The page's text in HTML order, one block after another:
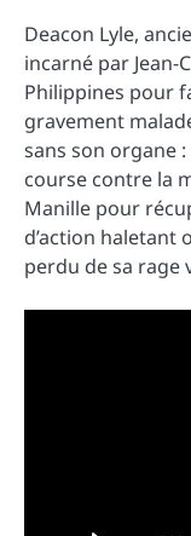
Deacon Lyle,
incarné par Jean-
Philippines pour
gravement
sans son organe :
course contre la
Manille pour
d’action haletant
perdu de sa rage